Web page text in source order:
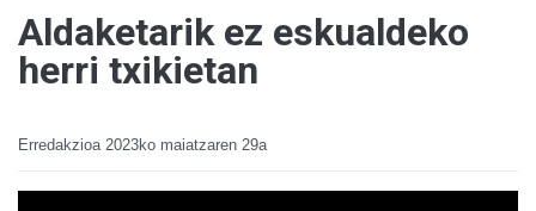
Aldaketarik ez eskualdeko
herri txikietan
Erredakzioa 2023ko maiatzaren 29a